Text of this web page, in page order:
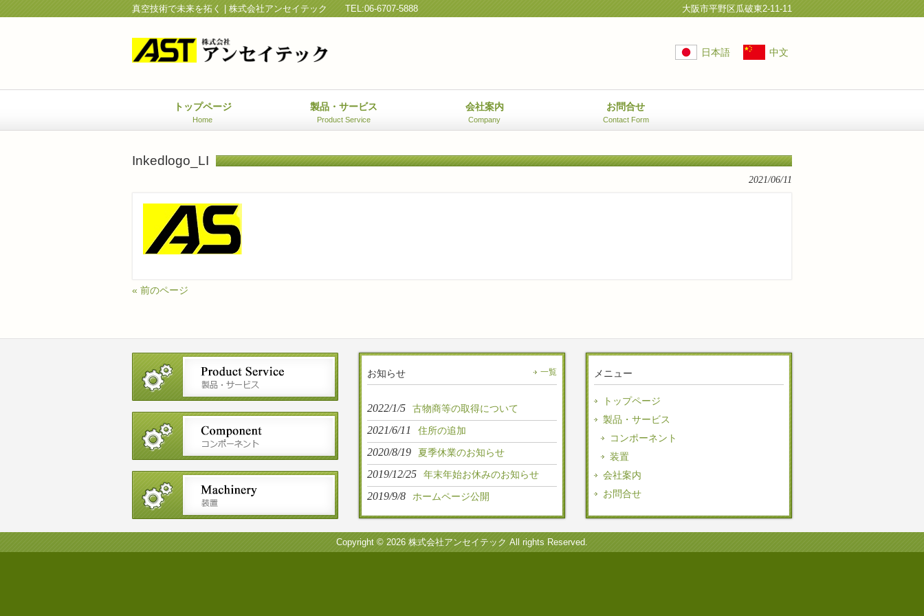
真空技術で未来を拓く | 株式会社アンセイテック TEL:06-6707-5888 大阪市平野区瓜破東2-11-11
日本語 中文
トップページ
Home
製品・サービス
Product Service
会社案内
Company
お問合せ
Contact Form
Inkedlogo_LI
2021/06/11
« 前のページ
お知らせ 一覧
2022/1/5 古物商等の取得について
2021/6/11 住所の追加
2020/8/19 夏季休業のお知らせ
2019/12/25 年末年始お休みのお知らせ
2019/9/8 ホームページ公開
メニュー
トップページ
製品・サービス
コンポーネント
装置
会社案内
お問合せ
Copyright © 2026 株式会社アンセイテック All rights Reserved.